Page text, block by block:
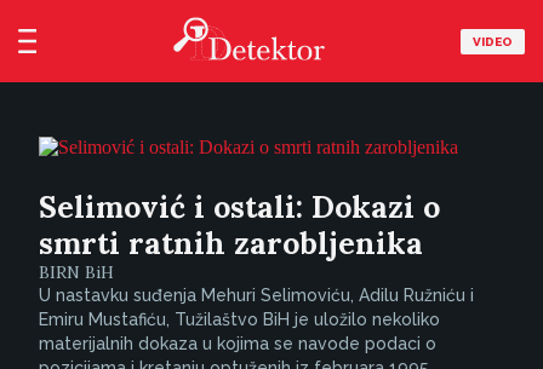
VIDEO
Selimović i ostali: Dokazi o
smrti ratnih zarobljenika
BIRN BiH
U nastavku suđenja Mehuri Selimoviću, Adilu Ružniću i
Emiru Mustafiću, Tužilaštvo BiH je uložilo nekoliko
materijalnih dokaza u kojima se navode podaci o